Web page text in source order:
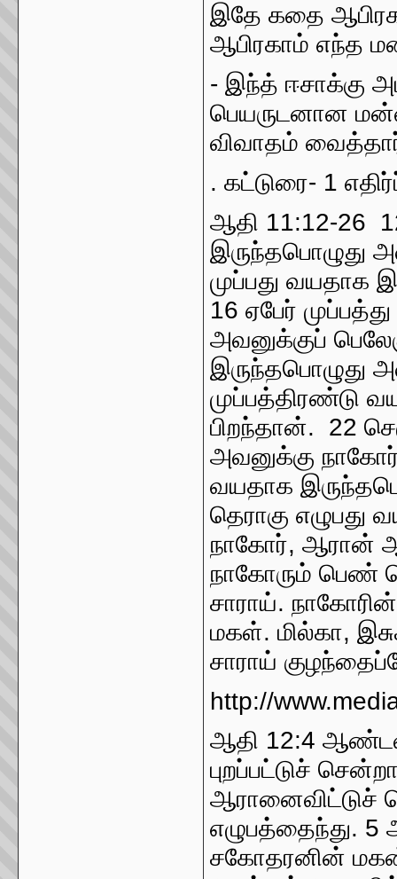
இதே கதை
ஆபிரகாம் எந்த
- இந்த் ஈசாக்கு
பெயருடனான
விவாதம்
. கட்டுரை- 1
ஆதி 11:12-26
இருந்தபொழுது
முப்பது வயதாக
16 ஏபேர்
அவனுக்குப்
இருந்தபொழுது
முப்பத்திரண்டு
பிறந்தான். 22
அவனுக்கு
வயதாக
தெராகு எழுபது
நாகோர், ஆரான்
நாகோரும் பெண்
சாராய்.
மகள். மில்கா,
சாராய்
http://
ஆதி 12:4
புறப்பட்டுச்
ஆரானைவிட்டுச்
எழுபத்தைந்து. 5
சகோதரனின்